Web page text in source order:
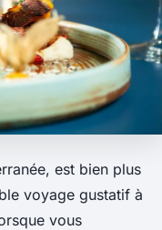
est bien plus
voyage gustatif à
vous